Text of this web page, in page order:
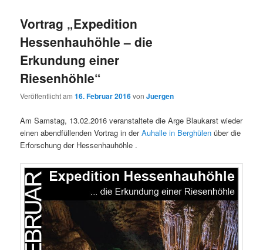
Vortrag „Expedition
Hessenhauhöhle – die
Erkundung einer
Riesenhöhle“
Veröffentlicht am16. Februar 2016vonJuergen
Am Samstag, 13.02.2016 veranstaltete die Arge Blaukarst wieder
einen abendfüllenden Vortrag in derAuhalle in Berghülen über die
Erforschung der Hessenhauhöhle .